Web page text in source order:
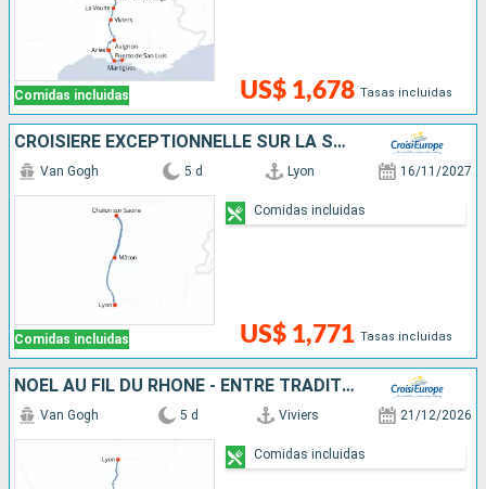
Comidas incluidas US$ 1,678 Tasas incluidas
CROISIÈRE EXCEPTIONNELLE SUR LA SAÔNE POUR CÉLÉBRER LE BEAUJOLAIS NOUVEAU
Comidas incluidas
Van Gogh 5 d Lyon 16/11/2027
US$ 1,771 Tasas incluidas
Comidas incluidas
NOËL AU FIL DU RHÔNE - ENTRE TRADITIONS, DÉCOUVERTES HISTORIQUES ET MOMENTS GOURMANDS
Van Gogh 5 d Viviers 21/12/2026
Comidas incluidas